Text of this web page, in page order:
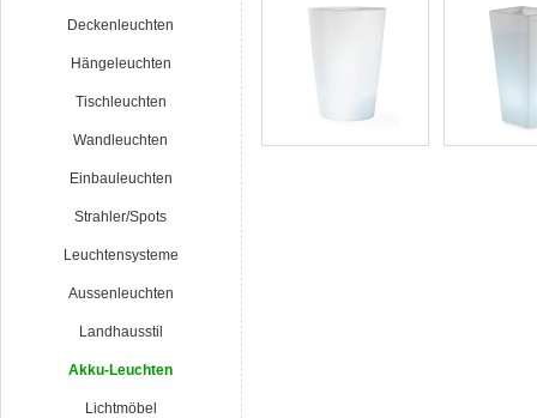
Deckenleuchten
Hängeleuchten
Tischleuchten
Wandleuchten
Einbauleuchten
Strahler/Spots
Leuchtensysteme
Aussenleuchten
Landhausstil
Akku-Leuchten
Lichtmöbel